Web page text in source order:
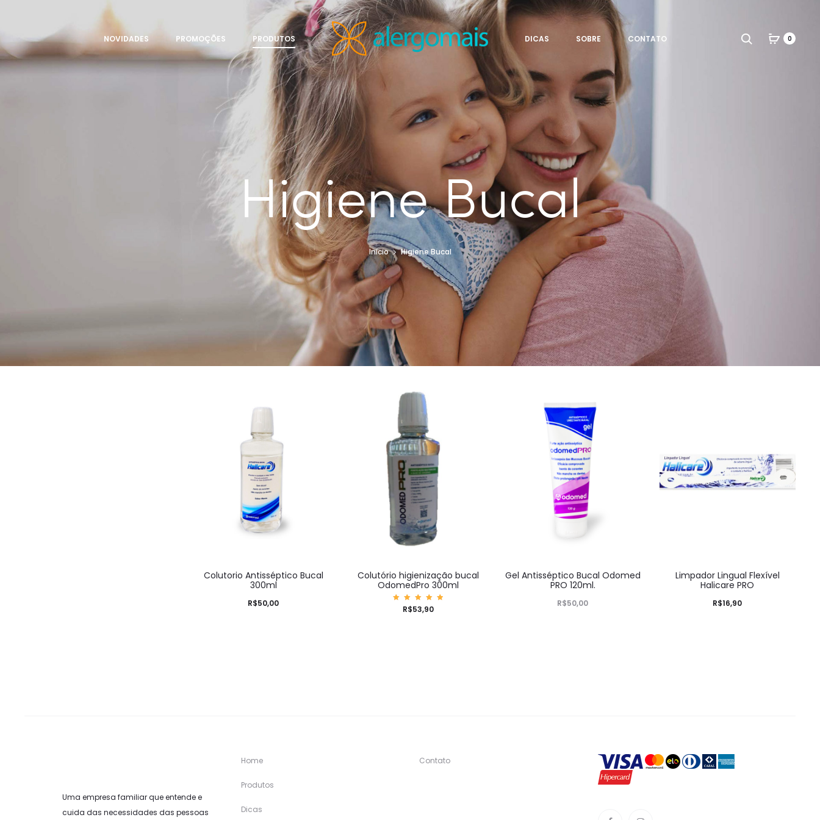
NOVIDADES PROMOÇÕES PRODUTOS DICAS SOBRE CONTATO Search 0
Higiene Bucal
Início Higiene Bucal
Colutorio Antisséptico Bucal
300ml
R$50,00
Colutório higienização bucal
OdomedPro 300ml
Avaliaç
ão
R$53,90
Gel Antisséptico Bucal Odomed
PRO 120ml.
R$50,00
Limpador Lingual Flexível
Halicare PRO
R$16,90
Uma empresa familiar que entende e
cuida das necessidades das pessoas
Home
Produtos
Dicas
Contato